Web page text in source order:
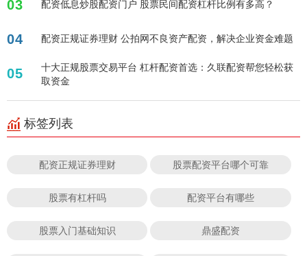
03 配资低息炒股配资门户 股票民间配资杠杆比例有多高？
04 配资正规证券理财 公拍网不良资产配资，解决企业资金难题
05
十大正规股票交易平台 杠杆配资首选：久联配资帮您轻松获
取资金
标签列表
配资正规证券理财 股票配资平台哪个可靠
股票有杠杆吗 配资平台有哪些
股票入门基础知识 鼎盛配资